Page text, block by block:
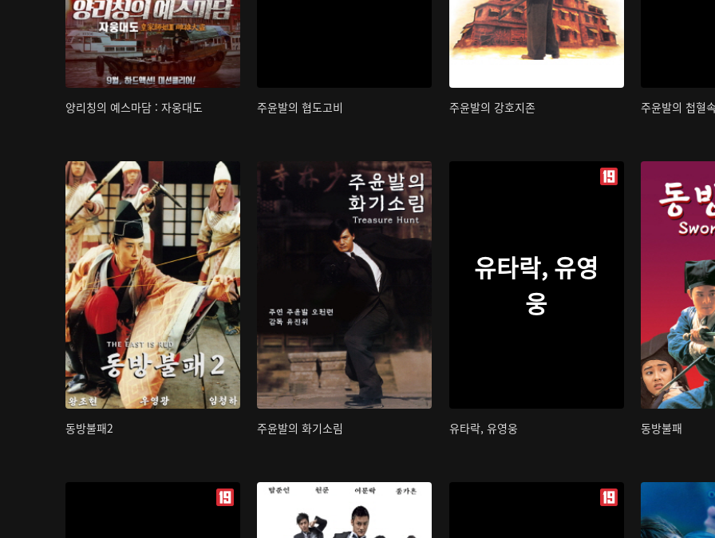
양리칭의 예스마담 : 자웅대도 주윤발의 협도고비 주윤발의 강호지존 주윤발의 첩혈
동방불패2 주윤발의 화기소림
유타락, 유영
웅
유타락, 유영웅 동방불패